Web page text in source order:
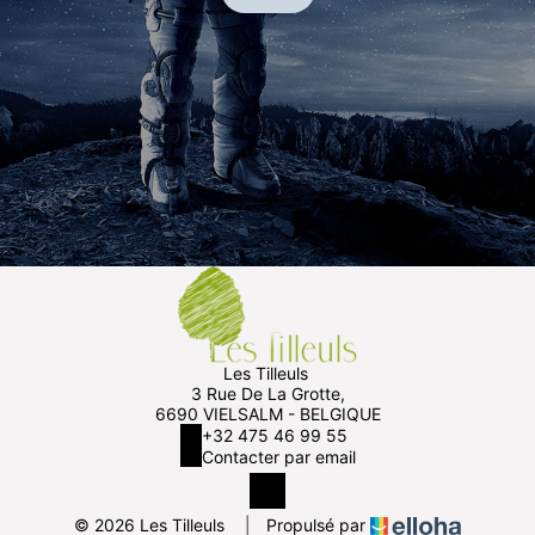
Les Tilleuls
3 Rue De La Grotte,
6690 VIELSALM - BELGIQUE
+32 475 46 99 55
Contacter par email
© 2026 Les Tilleuls Propulsé par